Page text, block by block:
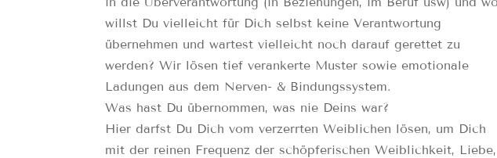
willst Du vielleicht für Dich selbst keine Verantwortung
übernehmen und wartest vielleicht noch darauf gerettet zu
werden? Wir lösen tief verankerte Muster sowie emotionale
Ladungen aus dem Nerven- & Bindungssystem.
Was hast Du übernommen, was nie Deins war?
Hier darfst Du Dich vom verzerrten Weiblichen lösen, um Dich
mit der reinen Frequenz der schöpferischen Weiblichkeit, Liebe,